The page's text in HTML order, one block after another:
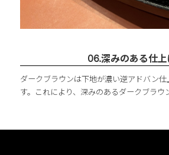
06.深みのある仕
ダークブラウンは下地が濃い逆アドバン仕
す。これにより、深みのあるダークブラウ